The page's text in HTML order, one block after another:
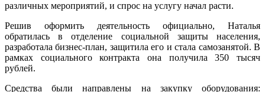
различных мероприятий, и спрос на услугу начал расти.
Решив оформить деятельность официально, Наталья
обратилась в отделение социальной защиты населения,
разработала бизнес-план, защитила его и стала самозанятой. В
рамках социального контракта она получила 350 тысяч
рублей.
Средства были направлены на закупку оборудования: